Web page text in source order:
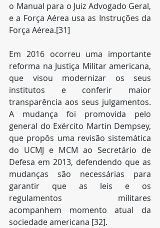
o Manual para o Juiz Advogado Geral,
e a Força Aérea usa as Instruções da
Força Aérea.[31]
Em 2016 ocorreu uma importante
reforma na Justiça Militar americana,
que visou modernizar os seus
institutos e conferir maior
transparência aos seus julgamentos.
A mudança foi promovida pelo
general do Exército Martin Dempsey,
que propôs uma revisão sistemática
do UCMJ e MCM ao Secretário de
Defesa em 2013, defendendo que as
mudanças são necessárias para
garantir que as leis e os
regulamentos militares
acompanhem momento atual da
sociedade americana [32].